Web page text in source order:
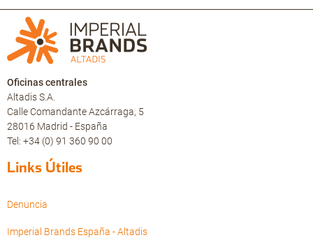
Oficinas centrales
Altadis S.A.
Calle Comandante Azcárraga, 5
28016 Madrid - España
Tel: +34 (0) 91 360 90 00
Links Útiles
Denuncia
Imperial Brands España - Altadis